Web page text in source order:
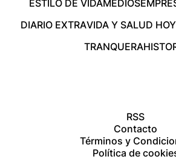
ESTILO DE VIDAMEDIOS
DIARIO EXTRAVIDA Y SALUD HOY
TRANQUERA
RSS
Contacto
Términos y
Política de